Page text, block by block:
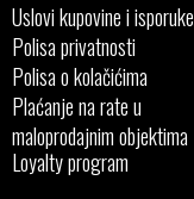
Uslovi kupovine i isporuke
Polisa privatnosti
Polisa o kolačićima
Plaćanje na rate u
maloprodajnim objektima
Loyalty program